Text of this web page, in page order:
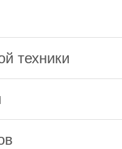
техники